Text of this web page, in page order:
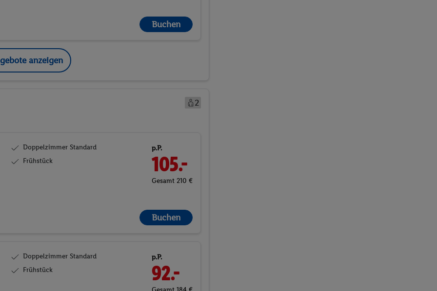
Buchen
anzeigen
2
Doppelzimmer Standard
Frühstück
p.P.
105.-
Gesamt 210 €
Buchen
Doppelzimmer Standard
Frühstück
p.P.
92.-